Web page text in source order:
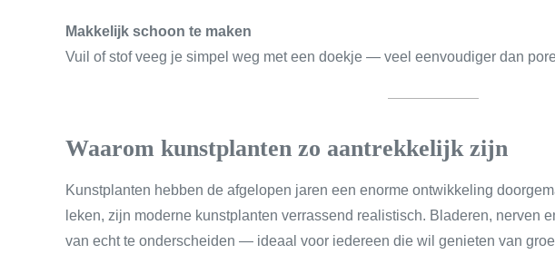
Makkelijk schoon te maken
Vuil of stof veeg je simpel weg met een doekje — veel eenvoudiger dan
Waarom kunstplanten zo aantrekkelijk zijn
Kunstplanten hebben de afgelopen jaren een enorme ontwikkeling
leken, zijn moderne kunstplanten verrassend realistisch. Bladeren, nerven
van echt te onderscheiden — ideaal voor iedereen die wil genieten van